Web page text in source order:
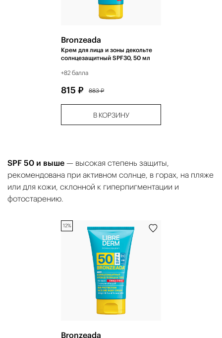
Bronzeada
Крем для лица и зоны декольте
солнцезащитный SPF30, 50 мл
+82 балла
815 ₽ 883 ₽
В КОРЗИНУ
SPF 50 и выше — высокая степень защиты,
рекомендована при активном солнце, в горах, на пляже
или для кожи, склонной к гиперпигментации и
фотостарению.
Bronzeada
12%